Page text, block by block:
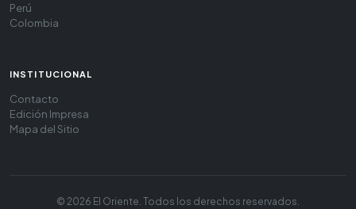
Perú
Colombia
INSTITUCIONAL
Contacto
Edición Impresa
Mapa del Sitio
© 2026 El Oriente. Todos los derechos reservados.